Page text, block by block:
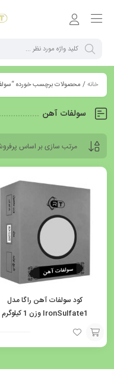
خانه/ محصولات برچسب خورده
سولفات آهن
کود سولفات آهن راگا مدل
IronSulfate1 وزن 1 کیلوگرم
افزودن
به